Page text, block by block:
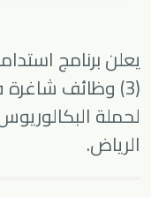
يعلن برنامج
(3) وظائف شاغرة
لحملة
الرياض.